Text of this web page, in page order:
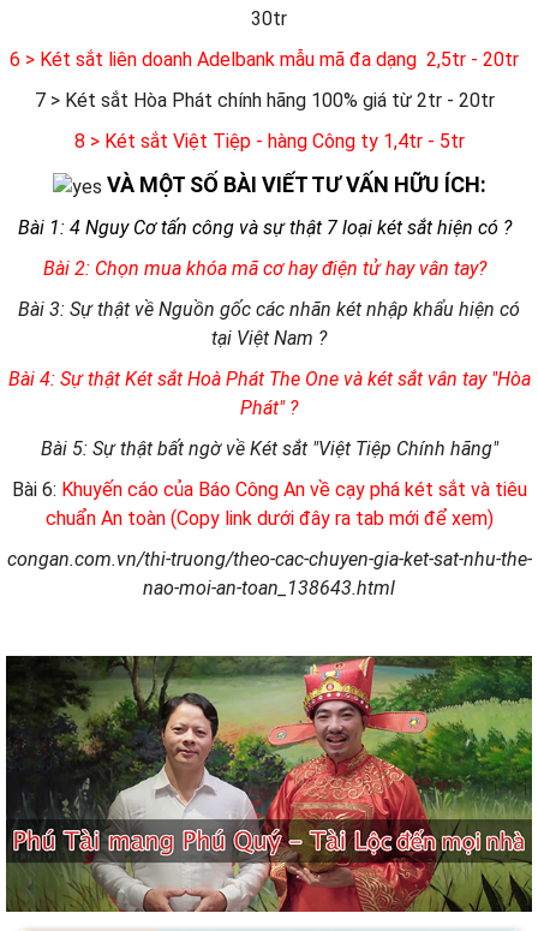
30tr
6 > Két sắt liên doanh Adelbank mẫu mã đa dạng 2,5tr - 20tr
7 > Két sắt Hòa Phát chính hãng 100% giá từ 2tr - 20tr
8 > Két sắt Việt Tiệp - hàng Công ty 1,4tr - 5tr
VÀ MỘT SỐ BÀI VIẾT TƯ VẤN HỮU ÍCH:
Bài 1: 4 Nguy Cơ tấn công và sự thật 7 loại két sắt hiện có ?
Bài 2: Chọn mua khóa mã cơ hay điện tử hay vân tay?
Bài 3: Sự thật về Nguồn gốc các nhãn két nhập khẩu hiện có
tại Việt Nam ?
Bài 4: Sự thật Két sắt Hoà Phát The One và két sắt vân tay "Hòa
Phát" ?
Bài 5: Sự thật bất ngờ về Két sắt "Việt Tiệp Chính hãng"
Bài 6: Khuyến cáo của Báo Công An về cạy phá két sắt và tiêu
chuẩn An toàn (Copy link dưới đây ra tab mới để xem)
congan.com.vn/thi-truong/theo-cac-chuyen-gia-ket-sat-nhu-the-
nao-moi-an-toan_138643.html